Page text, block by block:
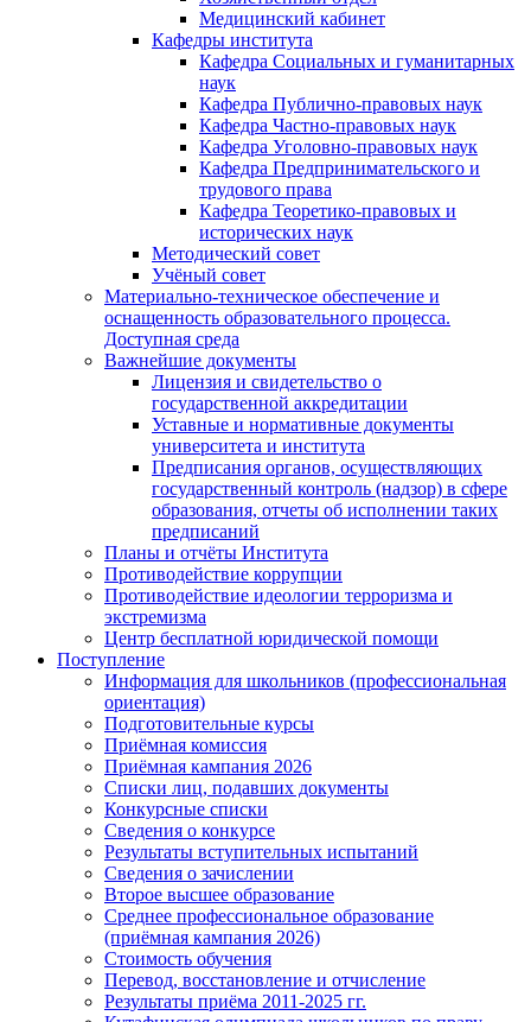
Медицинский кабинет
Кафедры института
Кафедра Социальных и гуманитарных
наук
Кафедра Публично-правовых наук
Кафедра Частно-правовых наук
Кафедра Уголовно-правовых наук
Кафедра Предпринимательского и
трудового права
Кафедра Теоретико-правовых и
исторических наук
Методический совет
Учёный совет
Материально-техническое обеспечение и
оснащенность образовательного процесса.
Доступная среда
Важнейшие документы
Лицензия и свидетельство о
государственной аккредитации
Уставные и нормативные документы
университета и института
Предписания органов, осуществляющих
государственный контроль (надзор) в сфере
образования, отчеты об исполнении таких
предписаний
Планы и отчёты Института
Противодействие коррупции
Противодействие идеологии терроризма и
экстремизма
Центр бесплатной юридической помощи
Поступление
Информация для школьников (профессиональная
ориентация)
Подготовительные курсы
Приёмная комиссия
Приёмная кампания 2026
Списки лиц, подавших документы
Конкурсные списки
Сведения о конкурсе
Результаты вступительных испытаний
Сведения о зачислении
Второе высшее образование
Среднее профессиональное образование
(приёмная кампания 2026)
Стоимость обучения
Перевод, восстановление и отчисление
Результаты приёма 2011-2025 гг.